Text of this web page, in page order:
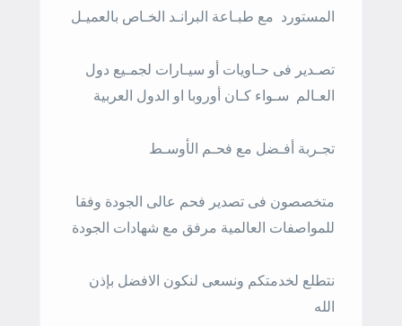
المستورد مع طبـاعة البرانـد الخـاص بالعميـل
تصـدير فى حـاويات أو سيـارات لجمـيع دول
العـالم
سـواء كـان أوروبا او الدول العربية
تجـربة أفـضل مع فحـم الأوسـط
متخصصون فى تصدير فحم عالى الجودة وفقا
للمواصفات العالمية مرفق مع شهادات الجودة
نتطلع لخدمتكم ونسعى لنكون الافضل بإذن
الله